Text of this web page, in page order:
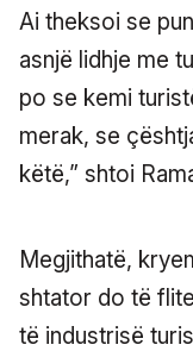
Ai theksoi se
asnjë lidhje me
po se kemi
merak, se
këtë,” shtoi
Megjithatë,
shtator do të
të industrisë